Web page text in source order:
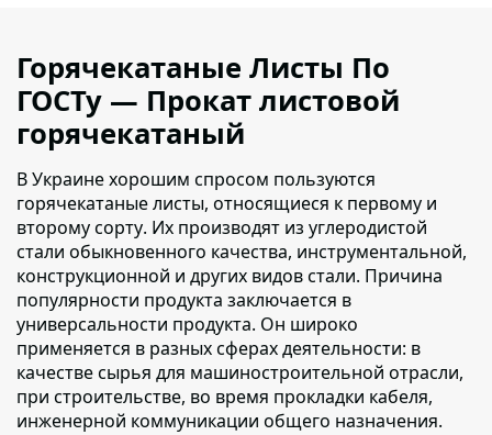
Горячекатаные Листы По
ГОСТу — Прокат листовой
горячекатаный
В Украине хорошим спросом пользуются
горячекатаные листы, относящиеся к первому и
второму сорту. Их производят из углеродистой
стали обыкновенного качества, инструментальной,
конструкционной и других видов стали. Причина
популярности продукта заключается в
универсальности продукта. Он широко
применяется в разных сферах деятельности: в
качестве сырья для машиностроительной отрасли,
при строительстве, во время прокладки кабеля,
инженерной коммуникации общего назначения.